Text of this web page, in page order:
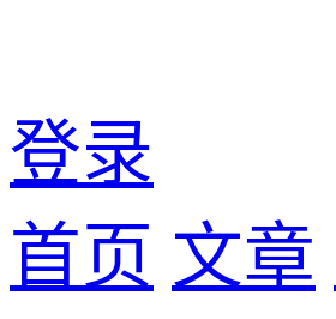
登录
首页 文章